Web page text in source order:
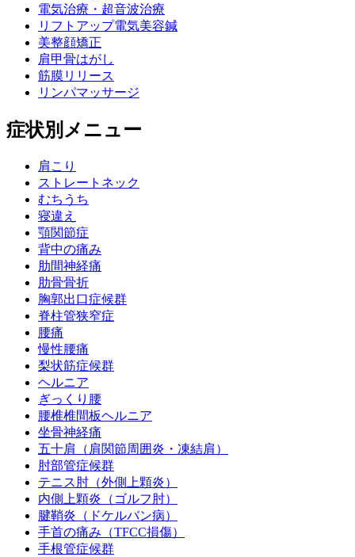
電気治療・超音波治療
リフトアップ電気美容鍼
美整顔矯正
肩甲骨はがし
筋膜リリース
リンパマッサージ
症状別メニュー
肩こり
ストレートネック
むちうち
寝違え
顎関節症
背中の痛み
肋間神経痛
肋骨骨折
胸郭出口症候群
脊柱管狭窄症
腰痛
慢性腰痛
梨状筋症候群
ヘルニア
ぎっくり腰
腰椎椎間板ヘルニア
坐骨神経痛
五十肩（肩関節周囲炎・凍結肩）
肘部管症候群
テニス肘（外側上顆炎）
内側上顆炎（ゴルフ肘）
腱鞘炎（ドケルバン病）
手首の痛み（TFCC損傷）
手根管症候群